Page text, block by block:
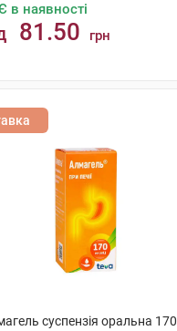
в наявності
81.50 грн
суспензія оральна 170